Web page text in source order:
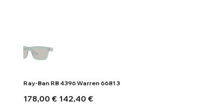
Ray-Ban RB 4396 Warren 6681 3
Αρχική
τιμή
178,00 €
Τιμή
έκπτωσης
142,40 €